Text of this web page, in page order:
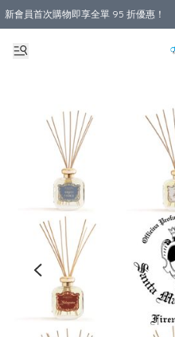
新會員首次購物即享全單 95 折優惠！
購物滿 HKD 800.00即享免運費優惠！